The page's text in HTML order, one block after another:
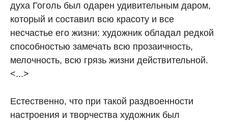
духа Гоголь был одарен удивительным даром,
который и составил всю красоту и все
несчастье его жизни: художник обладал редкой
способностью замечать всю прозаичность,
мелочность, всю грязь жизни действительной.
<...>
Естественно, что при такой раздвоенности
настроения и творчества художник был